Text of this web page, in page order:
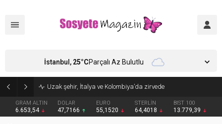
Uzak şehir, İtalya ve Kolombiya’da zirvede
GRAM ALTIN
6.653,54
DOLAR
47,7166
EURO
55,1520
STERLİN
64,4018
BIST 100
13.779,39
İstanbul, 25°CParçalı Az Bulutlu